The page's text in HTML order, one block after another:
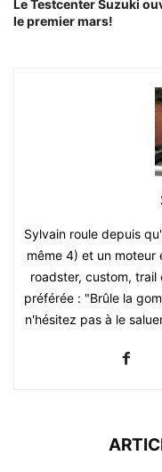
Le Testcenter Suzuki
le premier mars!
Sylvain roule depuis
même 4) et un moteur
roadster, custom, trail
préférée : "Brûle la
n'hésitez pas à le